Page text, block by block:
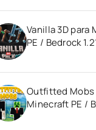
Vanilla 3D para
PE / Bedrock
Outfitted Mobs
Minecraft PE /